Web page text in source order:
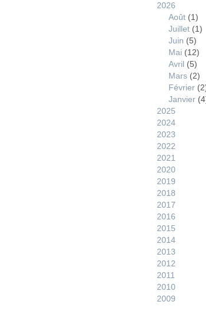
2026
Août (1)
Juillet (1)
Juin (5)
Mai (12)
Avril (5)
Mars (2)
Février
Janvier
2025
2024
2023
2022
2021
2020
2019
2018
2017
2016
2015
2014
2013
2012
2011
2010
2009